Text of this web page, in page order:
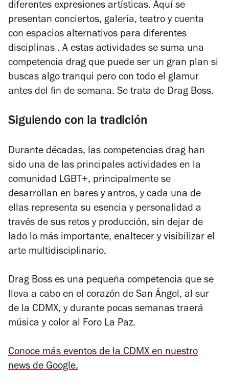
diferentes expresiones artísticas. Aquí se
presentan conciertos, galería, teatro y cuenta
con espacios alternativos para diferentes
disciplinas . A estas actividades se suma una
competencia drag que puede ser un gran plan si
buscas algo tranqui pero con todo el glamur
antes del fin de semana. Se trata de Drag Boss.
Siguiendo con la tradición
Durante décadas, las competencias drag han
sido una de las principales actividades en la
comunidad LGBT+, principalmente se
desarrollan en bares y antros, y cada una de
ellas representa su esencia y personalidad a
través de sus retos y producción, sin dejar de
lado lo más importante, enaltecer y visibilizar el
arte multidisciplinario.
Drag Boss es una pequeña competencia que se
lleva a cabo en el corazón de San Ángel, al sur
de la CDMX, y durante pocas semanas traerá
música y color al Foro La Paz.
Conoce más eventos de la CDMX en nuestro
news de Google.